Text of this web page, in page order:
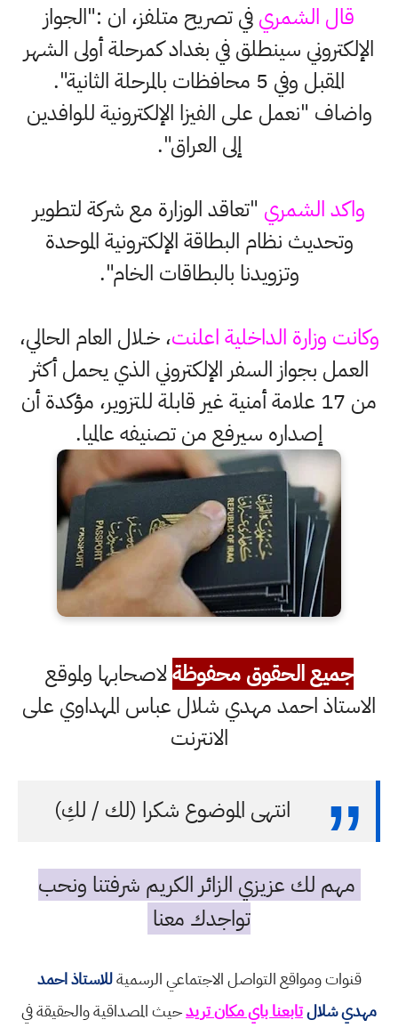
قال الشمريفي تصريح متلفز، ان :"الجواز
الإلكتروني سينطلق في بغداد كمرحلة أولى الشهر
المقبل وفي 5 محافظات بالمرحلة الثانية".
واضاف "نعمل على الفيزا الإلكترونية للوافدين
إلى العراق".
واكد الشمري "تعاقد الوزارة مع شركة لتطوير
وتحديث نظام البطاقة الإلكترونية الموحدة
وتزويدنا بالبطاقات الخام".
وكانت وزارة الداخلية اعلنت، خـلال العام الحالي،
العمل بجواز السفر الإلكتروني الذي يحمل أكثر
من 17 علامة أمنية غير قابلة للتزوير، مؤكدة أن
إصداره سيرفع من تصنيفه عالميا.
جميع الحقوق محفوظةلاصحابها ولموقع
الاستاذ احمد مهدي شلال عباس المهداوي على
الانترنت
انتهى الموضوع شكرا (لك / لكِ)
مهم لك عزيزي الزائر الكريم شرفتنا ونحب
تواجدك معنا
قنوات ومواقع التواصل الاجتماعي الرسميةللاستاذ احمد
مهدي شلالتابعنا باي مكان تريدحيث المصداقية والحقيقة في